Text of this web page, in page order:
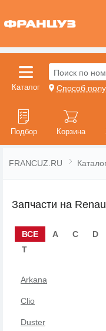
Каталог
Поиск по
Способ
Подбор Корзина
FRANCUZ.RU
Запчасти на
ВСЕ A C D
T
Arkana
Clio
Duster